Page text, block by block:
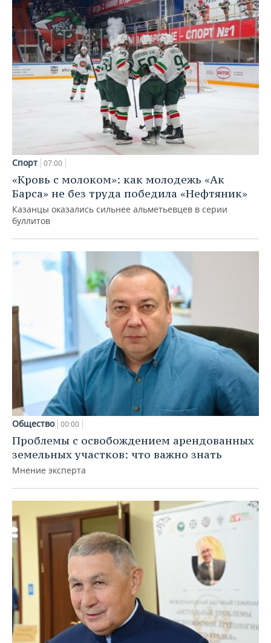
Спорт 07:00
«Кровь с молоком»: как молодежь «Ак
Барса» не без труда победила «Нефтяник»
Казанцы оказались сильнее альметьевцев в серии
буллитов
Общество 00:00
Проблемы с освобождением арендованных
земельных участков: что важно знать
Мнение эксперта